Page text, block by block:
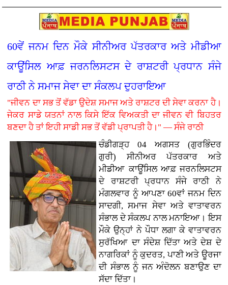
60ਵੇਂ ਜਨਮ ਦਿਨ ਮੌਕੇ ਸੀਨੀਅਰ ਪੱਤਰਕਾਰ ਅਤੇ ਮੀਡੀਆ
ਕਾਊਂਸਿਲ ਆਫ਼ ਜਰਨਲਿਸਟਸ ਦੇ ਰਾਸ਼ਟਰੀ ਪ੍ਰਧਾਨ ਸੰਜੇ
ਰਾਠੀ ਨੇ ਸਮਾਜ ਸੇਵਾ ਦਾ ਸੰਕਲਪ ਦੁਹਰਾਇਆ
"ਜੀਵਨ ਦਾ ਸਭ ਤੋਂ ਵੱਡਾ ਉਦੇਸ਼ ਸਮਾਜ ਅਤੇ ਰਾਸ਼ਟਰ ਦੀ ਸੇਵਾ ਕਰਨਾ ਹੈ।
ਜੇਕਰ ਸਾਡੇ ਯਤਨਾਂ ਨਾਲ ਕਿਸੇ ਇੱਕ ਵਿਅਕਤੀ ਦਾ ਜੀਵਨ ਵੀ ਬਿਹਤਰ
ਬਣਦਾ ਹੈ ਤਾਂ ਇਹੀ ਸਾਡੀ ਸਭ ਤੋਂ ਵੱਡੀ ਪ੍ਰਾਪਤੀ ਹੈ।" — ਸੰਜੇ ਰਾਠੀ
ਚੰਡੀਗੜ੍ਹ 04 ਅਗਸਤ (ਗੁਰਭਿੰਦਰ
ਗੁਰੀ)ਸੀਨੀਅਰ ਪੱਤਰਕਾਰ ਅਤੇ
ਮੀਡੀਆ ਕਾਊਂਸਿਲ ਆਫ਼ ਜਰਨਲਿਸਟਸ
ਦੇ ਰਾਸ਼ਟਰੀ ਪ੍ਰਧਾਨ ਸੰਜੇ ਰਾਠੀ ਨੇ
ਮੰਗਲਵਾਰ ਨੂੰ ਆਪਣਾ 60ਵਾਂ ਜਨਮ ਦਿਨ
ਸਾਦਗੀ, ਸਮਾਜ ਸੇਵਾ ਅਤੇ ਵਾਤਾਵਰਨ
ਸੰਭਾਲ ਦੇ ਸੰਕਲਪ ਨਾਲ ਮਨਾਇਆ। ਇਸ
ਮੌਕੇ ਉਨ੍ਹਾਂ ਨੇ ਪੌਧਾ ਲਗਾ ਕੇ ਵਾਤਾਵਰਨ
ਸੁਰੱਖਿਆ ਦਾ ਸੰਦੇਸ਼ ਦਿੱਤਾ ਅਤੇ ਦੇਸ਼ ਦੇ
ਨਾਗਰਿਕਾਂ ਨੂੰ ਕੁਦਰਤ, ਪਾਣੀ ਅਤੇ ਊਰਜਾ
ਦੀ ਸੰਭਾਲ ਨੂੰ ਜਨ ਅੰਦੋਲਨ ਬਣਾਉਣ ਦਾ
ਸੱਦਾ ਦਿੱਤਾ।